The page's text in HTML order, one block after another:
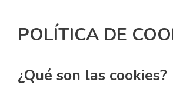
POLÍTICA DE
¿Qué son las cookies?